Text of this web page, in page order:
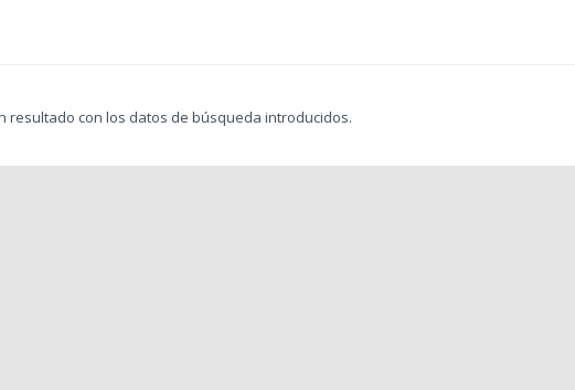
resultado con los datos de búsqueda introducidos.